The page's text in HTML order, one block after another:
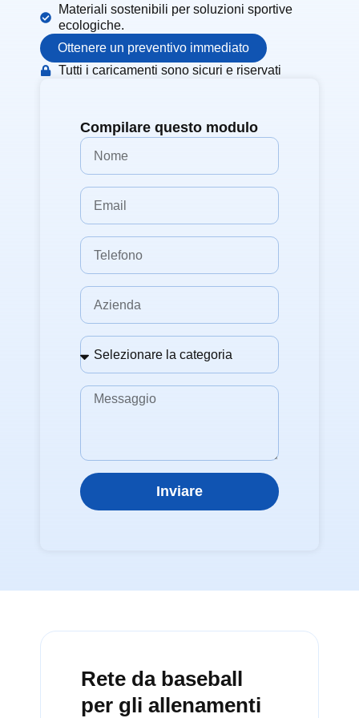
Materiali sostenibili per soluzioni sportive
ecologiche.
Ottenere un preventivo immediato
Tutti i caricamenti sono sicuri e riservati
Compilare questo modulo
Inviare
Rete da baseball
per gli allenamenti